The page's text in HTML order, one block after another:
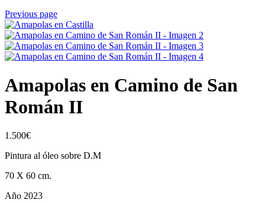
Previous page
Amapolas en Camino de San
Román II
1.500€
Pintura al óleo sobre D.M
70 X 60 cm.
Año 2023